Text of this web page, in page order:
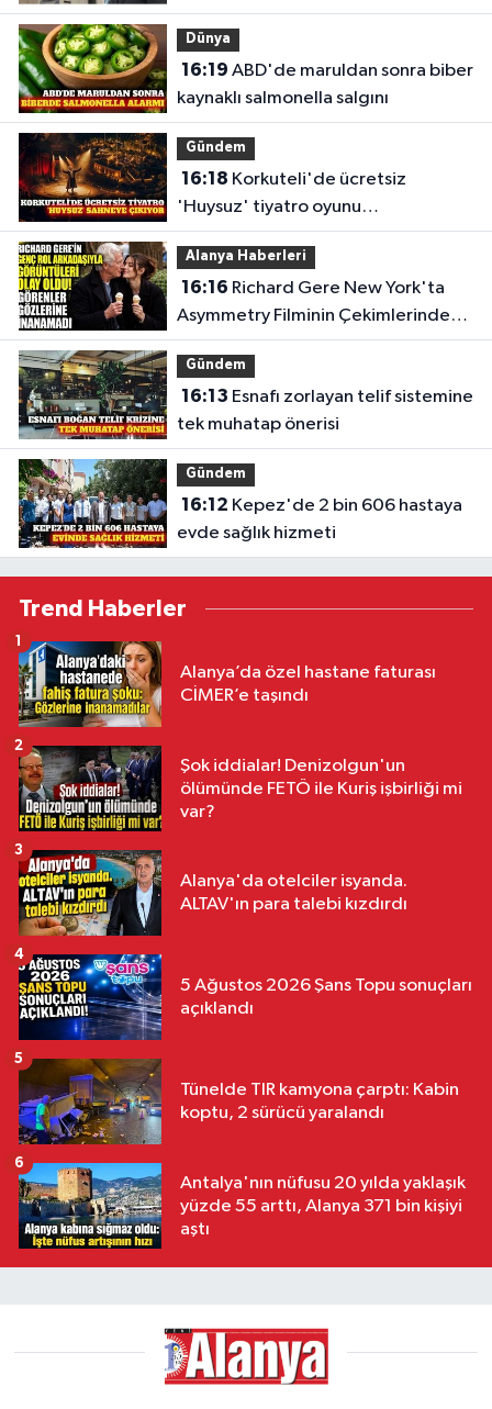
başlatıldı
Dünya
16:19
kaynaklı salmonella salgını
Gündem
16:18
'Huysuz' tiyatro oyunu
sahnelenecek
Alanya Haberleri
16:16
Asymmetry Filminin Çekimlerinde
Görüntülendi
Gündem
16:13
tek muhatap önerisi
Gündem
16:12
evde sağlık hizmeti
Trend Haberler
Alanya’da özel hastane faturası
CİMER’e taşındı
1
Şok iddialar! Denizolgun'un
ölümünde FETÖ ile Kuriş işbirliği mi
var?
2
Alanya'da otelciler isyanda.
ALTAV'ın para talebi kızdırdı
3
5 Ağustos 2026 Şans Topu sonuçları
açıklandı
4
Tünelde TIR kamyona çarptı: Kabin
koptu, 2 sürücü yaralandı
5
Antalya'nın nüfusu 20 yılda yaklaşık
yüzde 55 arttı, Alanya 371 bin kişiyi
aştı
6